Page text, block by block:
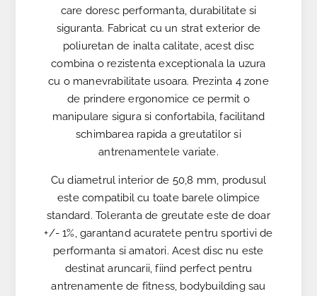
care doresc performanta, durabilitate si
siguranta. Fabricat cu un strat exterior de
poliuretan de inalta calitate, acest disc
combina o rezistenta exceptionala la uzura
cu o manevrabilitate usoara. Prezinta 4 zone
de prindere ergonomice ce permit o
manipulare sigura si confortabila, facilitand
schimbarea rapida a greutatilor si
antrenamentele variate.
Cu diametrul interior de 50,8 mm, produsul
este compatibil cu toate barele olimpice
standard. Toleranta de greutate este de doar
+/- 1%, garantand acuratete pentru sportivi de
performanta si amatori. Acest disc nu este
destinat aruncarii, fiind perfect pentru
antrenamente de fitness, bodybuilding sau